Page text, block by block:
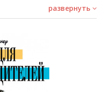
сеть» и многое другое.
фильмов прямо на
развернуть